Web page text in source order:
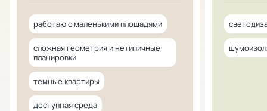
работаю с маленькими площадями
сложная геометрия и нетипичные
планировки
темные квартиры
доступная среда